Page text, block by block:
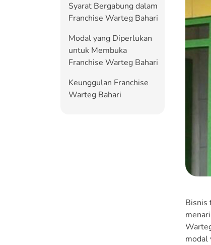
Syarat Bergabung dalam
Franchise Warteg Bahari
Modal yang Diperlukan
untuk Membuka
Franchise Warteg Bahari
Keunggulan Franchise
Warteg Bahari
Bisnis
modal